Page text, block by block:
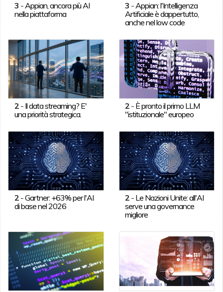
3 -Appian, ancora più AI
nella piattaforma
3 -Appian: l'Intelligenza
Artificiale è dappertutto,
anche nel low code
2- Il data streaming? E'
una priorità strategica.
2 - È pronto il primo LLM
"istituzionale" europeo
2-Gartner: +63% per l'AI
di base nel 2026
2 - Le Nazioni Unite: all'AI
serve una governance
migliore